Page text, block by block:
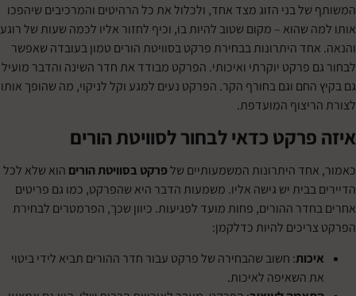
בני הזוג מצד אחד, ולכלול את כל הרהיטים והמרכיבים שיהפכו
שהוא – מקום שטוב להיות בו, וכיף לחזור אליו לכמה שעות של רוגע
היתרונות בבחירת פרקט בסוויטת הורים טמון בעובדה שאפשר
פרקט יוקרתי ואיכותי. הפרקט מבודד את חדר השינה והדבר מועיל
וגם בחורף הקר. הפרקט נעים למגע וקל לניקוי, מה שהופך אותו
המועדפת.
כדאי לבחור לסוויטת הורים
היתרונות המשמעותיים שלפרקט בסוויטת הוריםהוא שלא לכל
יש גישה אליו. משמעות הדבר היא שהפרקט, כמו גם פריטים
ההורים, פחות מועד לפגיעות. כיוון שכך, הפרמטרים לבחירת
להיות כדלקמן:
: חשוב שהבחירה של פרקט עבור חדר ההורים תביא לידי ביטוי
השאיפה לאיכות.